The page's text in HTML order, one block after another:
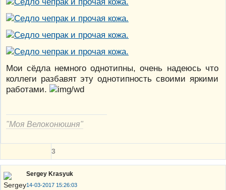
Мои сёдла немного однотипны, очень надеюсь что
коллеги разбавят эту однотипность своими яркими
работами.
"Моя Велоконюшня"
3
Sergey Krasyuk
14-03-2017 15:26:03